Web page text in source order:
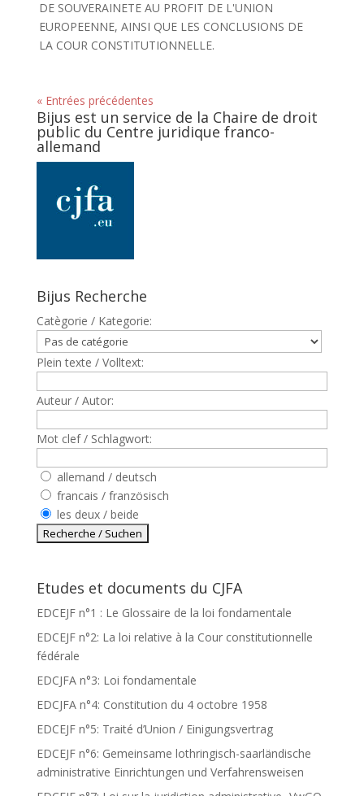
DE SOUVERAINETE AU PROFIT DE L'UNION
EUROPEENNE, AINSI QUE LES CONCLUSIONS DE
LA COUR CONSTITUTIONNELLE.
« Entrées précédentes
Bijus est un service de la Chaire de droit
public du Centre juridique franco-
allemand
Bijus Recherche
Catègorie / Kategorie:
Plein texte / Volltext:
Auteur / Autor:
Mot clef / Schlagwort:
allemand / deutsch
francais / französisch
les deux / beide
Etudes et documents du CJFA
EDCEJF n°1 : Le Glossaire de la loi fondamentale
EDCEJF n°2: La loi relative à la Cour constitutionnelle
fédérale
EDCJFA n°3: Loi fondamentale
EDCJFA n°4: Constitution du 4 octobre 1958
EDCEJF n°5: Traité d’Union / Einigungsvertrag
EDCEJF n°6: Gemeinsame lothringisch-saarländische
administrative Einrichtungen und Verfahrensweisen